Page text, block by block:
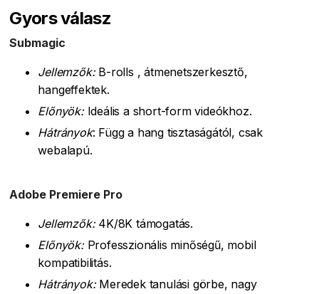
Gyors válasz
Submagic
Jellemzők:B-rolls , átmenetszerkesztő,
hangeffektek.
Előnyök:Ideális a short-form videókhoz.
Hátrányok: Függ a hang tisztaságától, csak
webalapú.
Adobe Premiere Pro
Jellemzők:4K/8K támogatás.
Előnyök:Professzionális minőségű, mobil
kompatibilitás.
Hátrányok:Meredek tanulási görbe, nagy